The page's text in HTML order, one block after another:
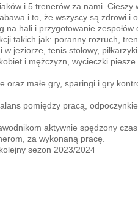
i 5 trenerów za nami.
i to, że wszyscy są zdrowi i
hali i przygotowanie
takich jak: poranny rozruch,
jeziorze, tenis stołowy,
i mężczyzn, wycieczki
małe gry, sparingi i gry
pomiędzy pracą,
aktywnie spędzony czas.
za wykonaną pracę.
sezon 2023/2024